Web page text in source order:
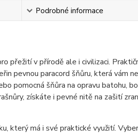
Podrobné informace
přežití v přírodě ale i civilizaci.
pevnou paracord šňůru, která vám
pomocná šňůra na opravu batohu,
získáte i pevné nitě na zašití
který má i své praktické využití.